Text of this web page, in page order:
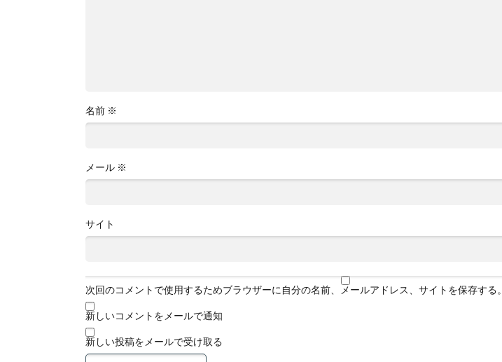
名前 ※
メール ※
サイト
次回のコメントで使用するためブラウザーに自分の名前、メールアドレス、サイトを保存する。
新しいコメントをメールで通知
新しい投稿をメールで受け取る